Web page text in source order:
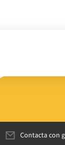
Contacta con